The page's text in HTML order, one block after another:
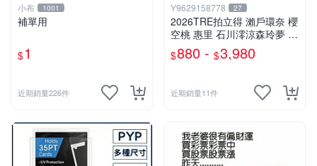
小布 1001
補單用
$1
近期銷量226件
Y9629158778 27
2026TRE拍立得 瀨戶環奈 櫻
空桃 惠里 石川澪涼森玲夢 神
木麗 七森莉莉 西宮夢 渡部穗
乃 本莊鈴 小那海綾 純白彩永
$880 - $3,980
近期銷量11件